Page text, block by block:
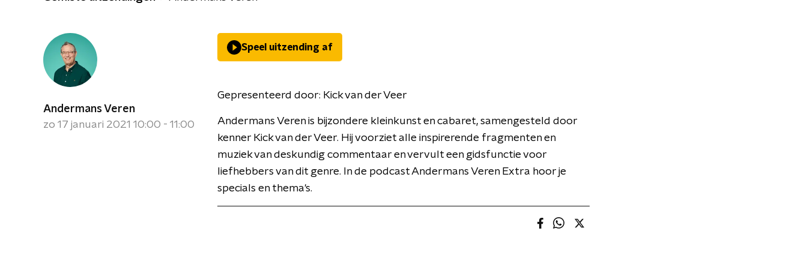
Andermans Veren
zo 17 januari 2021 10:00 - 11:00
Speel uitzending af
Gepresenteerd door: Kick van der Veer
Andermans Veren is bijzondere kleinkunst en cabaret, samengesteld door
kenner Kick van der Veer. Hij voorziet alle inspirerende fragmenten en
muziek van deskundig commentaar en vervult een gidsfunctie voor
liefhebbers van dit genre. In de podcast Andermans Veren Extra hoor je
specials en thema's.